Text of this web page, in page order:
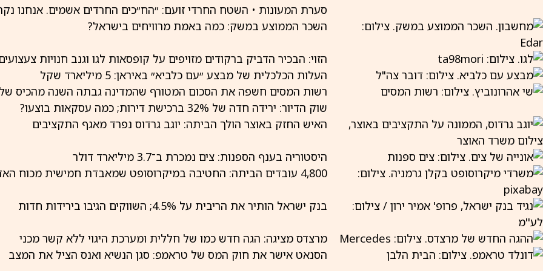
סערת המעונות • השטח החרדי זועם: ״הח״כים החרדים אשמים. אנחנו
השכר הממוצע במשק: כמה באמת מרוויחים בישראל?
הזוי: הבכיר הדביק ברקודים מזויפים על קופסאות לגו וגנב חנויות
העלות הכלכלית של מבצע ״עם כלביא״ באיראן: 5 מיליארד שקל
רשות המסים חשפה את הסכום המטורף שהמדינה גבתה השנה מהכיס
שוק הדיור: ירידה חדה של 32% ברכישת דירות; כמה עסקאות בוצעו?
האיש החזק באוצר הולך הביתה: יוגב גרדוס נפרד מאגף התקציבים
היסטוריה בענף הספנות: צים נמכרת ב־3.7 מיליארד דולר
4,800 עובדים הביתה: החטיבה במיקרוסופט שמאבדת חמישית מכוח האדם
בנק ישראל הותיר את הריבית על 4.5%; השווקים הגיבו בירידות חדות
מרצדס מציגה: הגה חדש כמו של חללית ומערכת היגוי ללא קשר מכני
הסנאט אישר את חוק המס של טראמפ: סגן הנשיא ואנס הציל את המצב